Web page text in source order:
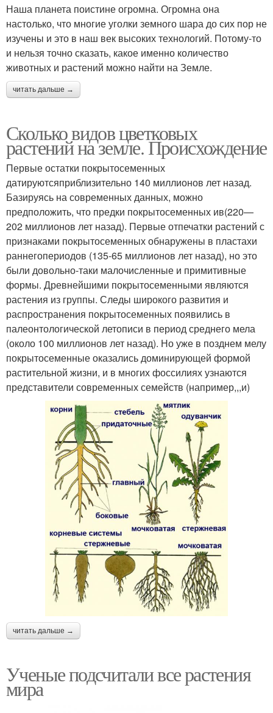
Наша планета поистине огромна. Огромна она
настолько, что многие уголки земного шара до сих пор не
изучены и это в наш век высоких технологий. Потому-то
и нельзя точно сказать, какое именно количество
животных и растений можно найти на Земле.
читать дальше →
Сколько видов цветковых
растений на земле. Происхождение
Первые остатки покрытосеменных
датируютсяприблизительно 140 миллионов лет назад.
Базируясь на современных данных, можно
предположить, что предки покрытосеменных ив(220—
202 миллионов лет назад). Первые отпечатки растений с
признаками покрытосеменных обнаружены в пластахи
раннегопериодов (135-65 миллионов лет назад), но это
были довольно-таки малочисленные и примитивные
формы. Древнейшими покрытосеменными являются
растения из группы. Следы широкого развития и
распространения покрытосеменных появились в
палеонтологической летописи в период среднего мела
(около 100 миллионов лет назад). Но уже в позднем мелу
покрытосеменные оказались доминирующей формой
растительной жизни, и в многих фоссилиях узнаются
представители современных семейств (например,,,и)
читать дальше →
Ученые подсчитали все растения
мира